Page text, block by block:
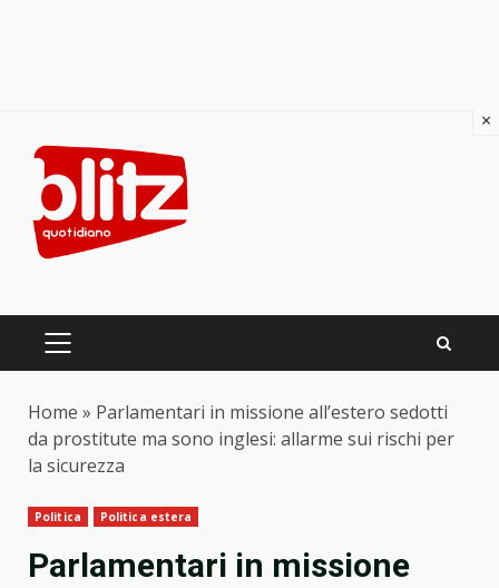
content
PRIMARY
Home » Parlamentari in missione all’estero sedotti
da prostitute ma sono inglesi: allarme sui rischi per
la sicurezza
Politica Politica estera
Parlamentari in missione
×